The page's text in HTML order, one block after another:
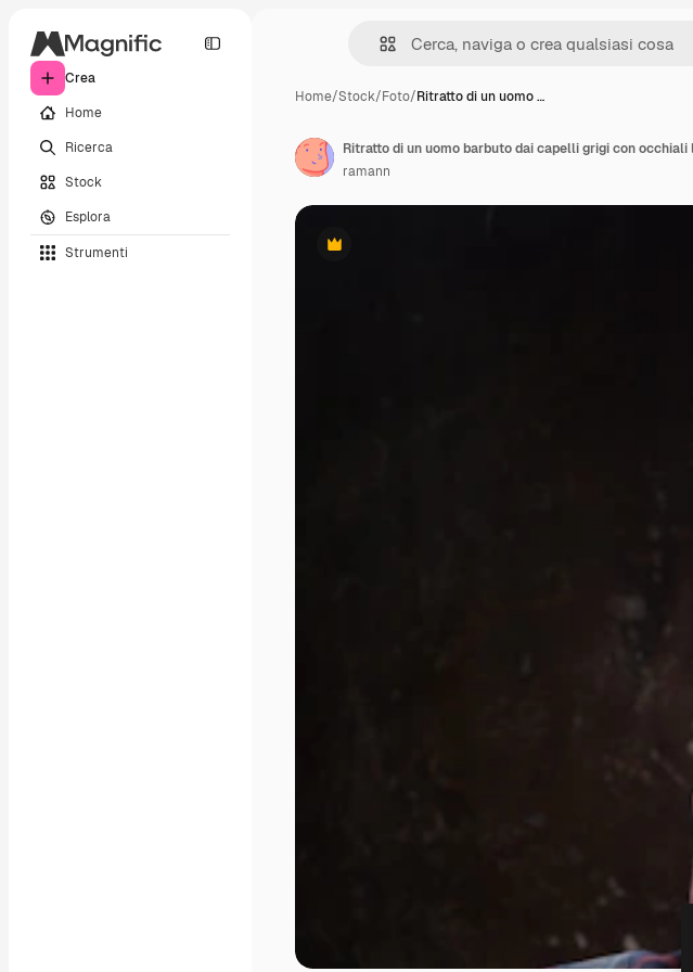
Crea
Home
Ricerca
Stock
Esplora
Strumenti
Home/Stock/Foto/Ritratto di un uomo …
Premium
Ritratto di un uomo barbuto dai capelli grigi con
ramann